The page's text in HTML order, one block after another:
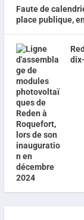
Faute de
place publique,